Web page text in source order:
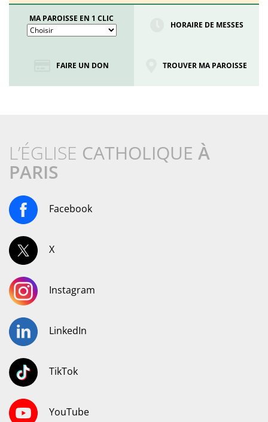
MA PAROISSE EN 1 CLIC
HORAIRE DE MESSES
FAIRE UN DON TROUVER MA PAROISSE
L’ÉGLISE CATHOLIQUE À
PARIS
Facebook
X
Instagram
LinkedIn
TikTok
YouTube